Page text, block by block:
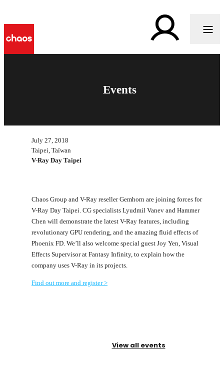
Events
July 27, 2018
Taipei, Taïwan
V-Ray Day Taipei
Chaos Group and V-Ray reseller Gemhorn are joining forces for
V-Ray Day Taipei. CG specialists Lyudmil Vanev and Hammer
Chen will demonstrate the latest V-Ray features, including
revolutionary GPU rendering, and the amazing fluid effects of
Phoenix FD. We’ll also welcome special guest Joy Yen, Visual
Effects Supervisor at Fantasy Infinity, to explain how the
company uses V-Ray in its projects.
Find out more and register >
View all events